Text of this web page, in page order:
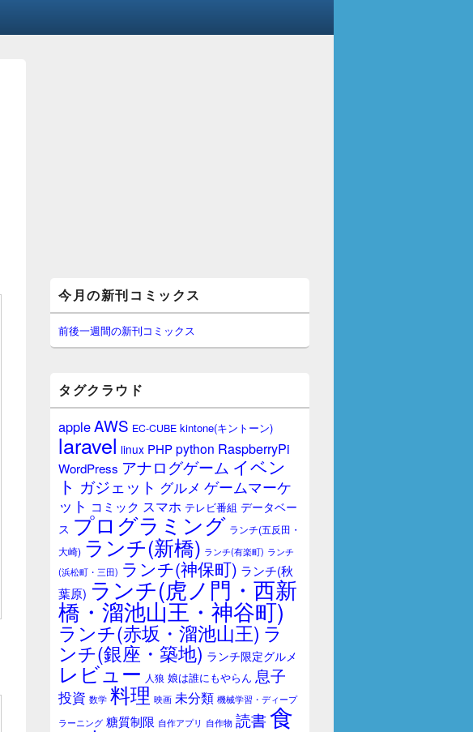
イ
ン
サ
イ
ー
ジ
ッ
ト
今月の新刊コミックス
前後一週間の新刊コミックス
タグクラウド
appleAWS EC-CUBE kintone(キントーン)
laravel linux PHPpython RaspberryPi
WordPress アナログゲーム イベン
ト ガジェット グルメ ゲームマーケ
ット コミック スマホ テレビ番組 データベー
ス プログラミング ランチ(五反田・
大崎) ランチ(新橋) ランチ(有楽町) ランチ
(浜松町・三田) ランチ(神保町) ランチ(秋
葉原) ランチ(虎ノ門・西新
橋・溜池山王・神谷町)
ランチ(赤坂・溜池山王) ラ
ンチ(銀座・築地) ランチ限定グルメ
レビュー 人狼 娘は誰にもやらん 息子
投資 数学 料理 映画 未分類 機械学習・ディープ
ラーニング 糖質制限 自作アプリ 自作物 読書食